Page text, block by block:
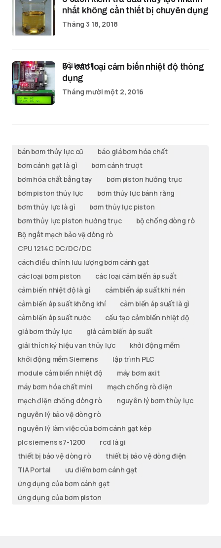
nhất không cần thiết bị chuyên dụng
Tháng 3 18, 2018
5+ các loại cảm biến nhiệt độ thông
dụng
bởi lamtt
Tháng mười một 2, 2016
bán bơm thủy lực cũ
báo giá bơm hóa chất
bơm cánh gạt là gì
bơm cánh trượt
bơm hóa chất bằng tay
bơm piston hướng trục
bơm piston thủy lực
bơm thủy lực bánh răng
bơm thủy lực là gì
bơm thủy lực piston
bơm thủy lực piston hướng trục
bộ chống dòng rò
Bộ ngắt mạch bảo vệ dòng rò
CPU 1214C DC/DC/DC
cách điều chỉnh lưu lượng bơm cánh gạt
các loại bơm piston
các loại cảm biến áp suất
cảm biến nhiệt độ là gì
cảm biến áp suất khí nén
cảm biến áp suất không khí
cảm biến áp suất là gì
cảm biến áp suất nước
cấu tạo cảm biến nhiệt độ
giá bơm thủy lực
giá cảm biến áp suất
giải thích ký hiệu van thủy lực
khởi động mềm
khởi động mềm Siemens
lập trình PLC
module cảm biến nhiệt độ
máy bơm axit
máy bơm hóa chất mini
mạch chống rò điện
mạch điện chống dòng rò
nguyên lý bơm thủy lực
nguyên lý bảo vệ dòng rò
nguyên lý làm việc của bơm cánh gạt kép
plc siemens s7-1200
rcd là gi
thiết bị bảo vệ dòng rò
thiết bị bảo vệ dòng điện
TIA Portal
ưu điểm bơm cánh gạt
ứng dụng của bơm cánh gạt
ứng dụng của bơm piston